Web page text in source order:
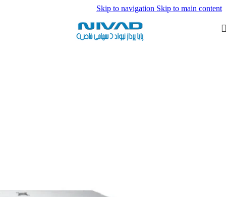
Skip to navigation Skip to main content